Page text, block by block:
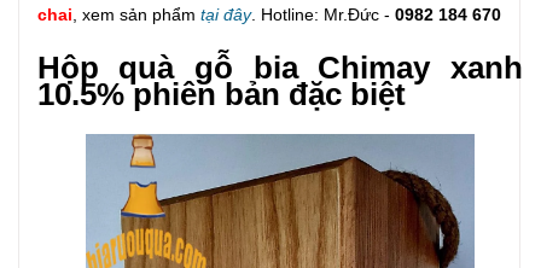
chai, xem sản phẩm tại đây. Hotline: Mr.Đức - 0982 184 670
Hộp quà gỗ bia Chimay xanh
10.5% phiên bản đặc biệt